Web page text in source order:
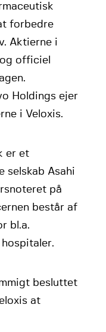
forbedre
Aktierne i
officiel
Holdings ejer
i Veloxis.
er et
selskab Asahi
på
består af
bl.a.
besluttet
at